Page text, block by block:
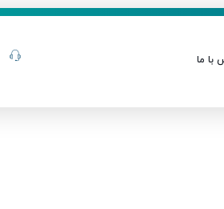
با ما